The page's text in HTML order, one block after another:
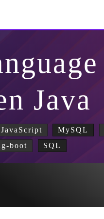
Java
JavaScript MySQL
boot
SQL